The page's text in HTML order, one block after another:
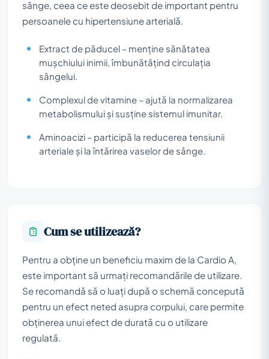
sânge, ceea ce este deosebit de important pentru
persoanele cu hipertensiune arterială.
Extract de păducel – menține sănătatea
mușchiului inimii, îmbunătățind circulația
sângelui.
Complexul de vitamine – ajută la normalizarea
metabolismului și susține sistemul imunitar.
Aminoacizi – participă la reducerea tensiunii
arteriale și la întărirea vaselor de sânge.
Cum se utilizează?
Pentru a obține un beneficiu maxim de la Cardio A,
este important să urmați recomandările de utilizare.
Se recomandă să o luați după o schemă concepută
pentru un efect neted asupra corpului, care permite
obținerea unui efect de durată cu o utilizare
regulată.